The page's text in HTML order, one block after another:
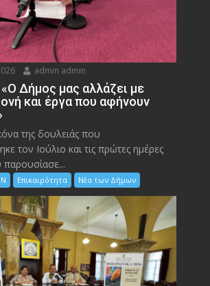
admin admin
Δήμος μας αλλάζει με
και έργα που αφήνουν
της δουλειάς που
τον Ιούλιο και τις πρώτες ημέρες
Επικαιρότητα Νέα των Δήμων